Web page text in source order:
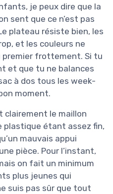
je peux dire que la
sent que ce n’est pas
plateau résiste bien, les
et les couleurs ne
premier frottement. Si tu
et que tu ne balances
à dos tous les week-
moment.
clairement le maillon
plastique étant assez fin,
mauvais appui
pièce. Pour l’instant,
on fait un minimum
plus jeunes qui
suis pas sûr que tout